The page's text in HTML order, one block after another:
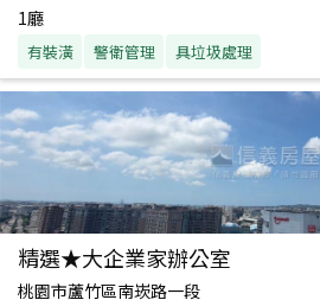
1廳
有裝潢 警衛管理 具垃圾處理
精選★大企業家辦公室
桃園市蘆竹區南崁路一段